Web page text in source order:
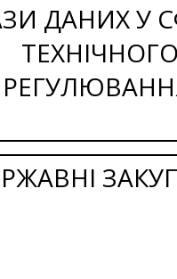
ДАНИХ У
ТЕХНІЧНОГО